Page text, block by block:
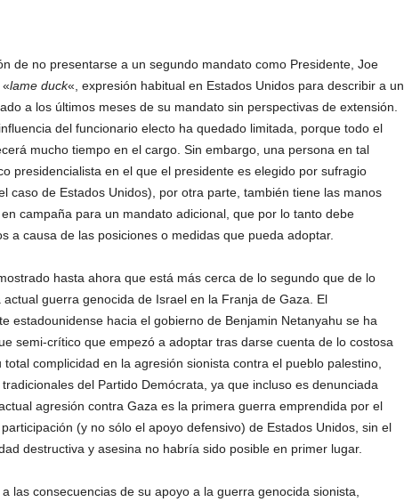
de no presentarse a un segundo mandato como Presidente, Joe
lame duck«, expresión habitual en Estados Unidos para describir a un
a los últimos meses de su mandato sin perspectivas de extensión.
del funcionario electo ha quedado limitada, porque todo el
mucho tiempo en el cargo. Sin embargo, una persona en tal
presidencialista en el que el presidente es elegido por sufragio
caso de Estados Unidos), por otra parte, también tiene las manos
campaña para un mandato adicional, que por lo tanto debe
a causa de las posiciones o medidas que pueda adoptar.
hasta ahora que está más cerca de lo segundo que de lo
guerra genocida de Israel en la Franja de Gaza. El
estadounidense hacia el gobierno de Benjamin Netanyahu se ha
semi-crítico que empezó a adoptar tras darse cuenta de lo costosa
complicidad en la agresión sionista contra el pueblo palestino,
del Partido Demócrata, ya que incluso es denunciada
agresión contra Gaza es la primera guerra emprendida por el
(y no sólo el apoyo defensivo) de Estados Unidos, sin el
destructiva y asesina no habría sido posible en primer lugar.
las consecuencias de su apoyo a la guerra genocida sionista,